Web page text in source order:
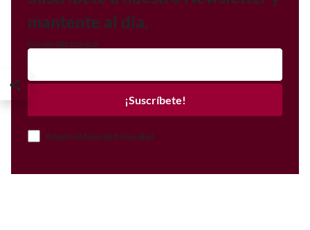
mantente al día.
Correo electrónico
¡Suscríbete!
Acepto el Aviso de Privacidad